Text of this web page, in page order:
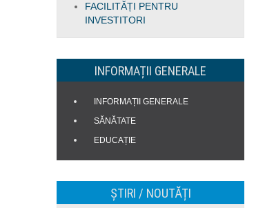
FACILITĂȚI PENTRU
INVESTITORI
INFORMAȚII GENERALE
INFORMAȚII GENERALE
SĂNĂTATE
EDUCAȚIE
ȘTIRI / NOUTĂȚI